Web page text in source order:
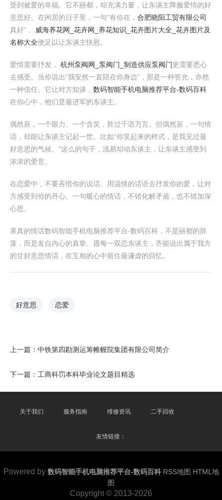
受到被爱的幸福。它不丽都，却充满力量，让东谈主降服爱情的好
意思好。在闲居的日子里，一句“有你在， 合肥晓阳工贸有限公司
真好”，
威海养花网_花卉网_养花知识_花卉图片大全_花卉图片及
名称大全便足以让东谈主快慰。
爱情需要抒发， 杭州泵阀网_泵阀门_制造供应泵阀门更需要悉心
去感受。当你说出“我安然一直陪在你身边”，那是一种答允，亦然
一种信任。它让对方知谈， 数码智能手机电脑推荐平台-数码百科
在你心中，他们是最进军的东谈主。
偶然辰，一个眼力、一个含笑，胜过千语万言。但偶然辰，一句情
话，却能让东谈主记起一世。比如“你笑起来的样式，是我见过最
好意思的气候。”这么的句子，浅易却动东谈主，让东谈主感受到
浓浓的爱意。
在恋爱中，不要吝惜你的说话。用温情的话语去抒发你的爱，让对
方感受到你的丹心。一句暖心的情话，不错化解矛盾，也不错加深
心思。
果真的情话数码智能手机电脑推荐平台-数码百科，不是丽都的辞
藻，而是发自内心的真挚。愿每一双恋东谈主，齐能说出属于我方
的甘好意思情话，在互相的心中留住最谦虚的回忆。
好意思 恋爱
上一篇： 中铁第四勘测运筹帷幄院集团有限公司简介
下一篇： 工商科罚本科毕业论文题目精选
关于我们 服务指南 维修资讯 二手回收
友情链接：
Powered by 数码智能手机电脑推荐平台-数码百科 RSS地图 HTML地
图
Copyright © 2013-2026